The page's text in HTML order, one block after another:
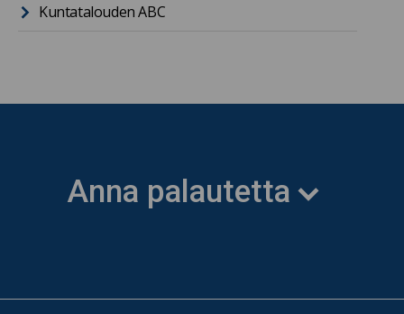
Kuntatalouden ABC
Anna palautetta